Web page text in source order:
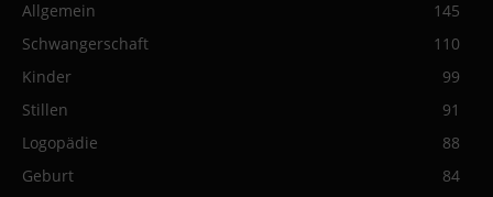
Allgemein
145
Schwangerschaft
110
Kinder
99
Stillen
91
Logopädie
88
Geburt
84